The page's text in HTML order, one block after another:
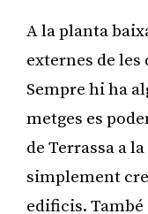
A la planta
externes de
Sempre hi ha
metges es
de Terrassa a
simplement
edificis.